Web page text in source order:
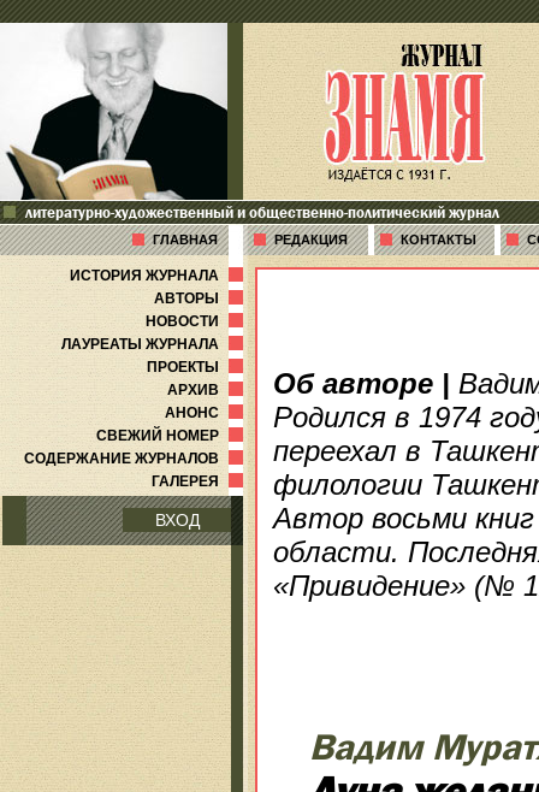
литературно-художественный и общественно-политический журнал
ГЛАВНАЯ РЕДАКЦИЯ КОНТАКТЫ
ИСТОРИЯ ЖУРНАЛА
АВТОРЫ
НОВОСТИ
ЛАУРЕАТЫ ЖУРНАЛА
ПРОЕКТЫ
АРХИВ
АНОНС
СВЕЖИЙ НОМЕР
СОДЕРЖАНИЕ ЖУРНАЛОВ
ГАЛЕРЕЯ
ВХОД
Об авторе |
Родился в 1974
переехал в
филологии
Автор восьми
области.
«Привидение» (№
Вадим